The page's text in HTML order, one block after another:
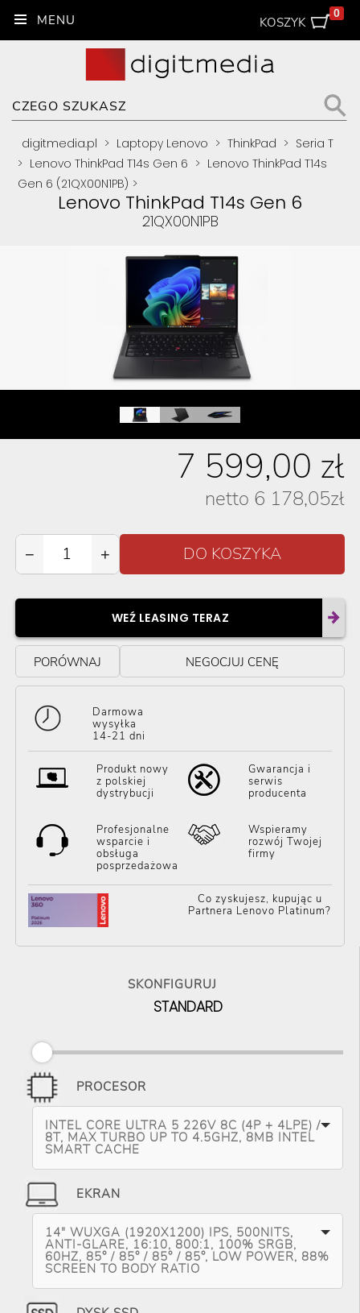
KOSZYK
0
digitmedia.pl > Laptopy Lenovo > ThinkPad > Seria T
> Lenovo ThinkPad T14s Gen 6 > Lenovo ThinkPad T14s
Gen 6 (21QX00N1PB) >
Lenovo ThinkPad T14s Gen 6
21QX00N1PB
7 599,00 zł
netto 6 178,05zł
− +
WEŹ LEASING TERAZ
PORÓWNAJ NEGOCJUJ CENĘ
Darmowa
wysyłka
14-21 dni
Produkt nowy
z polskiej
dystrybucji
Gwarancja i
serwis
producenta
Profesjonalne
wsparcie i
obsługa
posprzedażowa
Wspieramy
rozwój Twojej
firmy
Co zyskujesz, kupując u
Partnera Lenovo Platinum?
SKONFIGURUJ
STANDARD
PROCESOR
INTEL CORE ULTRA 5 226V 8C (4P + 4LPE) /
8T, MAX TURBO UP TO 4.5GHZ, 8MB INTEL
SMART CACHE
EKRAN
14" WUXGA (1920X1200) IPS, 500NITS,
ANTI-GLARE, 16:10, 800:1, 100% SRGB,
60HZ, 85° / 85° / 85° / 85°, LOW POWER, 88%
SCREEN TO BODY RATIO